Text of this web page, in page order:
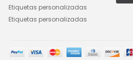
Etiquetas personalizadas
Etiquetas personalizadas